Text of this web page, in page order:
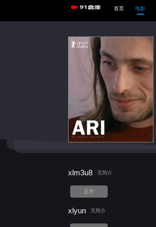
首页 电影
xlm3u8 无简介
正片
xlyun 无简介